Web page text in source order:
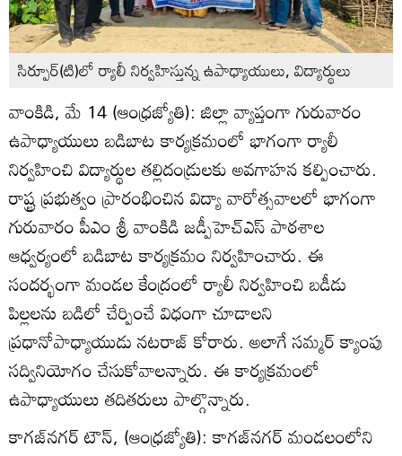
సిర్పూర్‌(టి)లో ర్యాలీ నిర్వహిస్తున్న ఉపాధ్యాయులు, విద్యార్థులు
వాంకిడి, మే 14 (ఆంధ్రజ్యోతి): జిల్లా వ్యాప్తంగా గురువారం
ఉపాధ్యాయులు బడిబాట కార్యక్రమంలో భాగంగా ర్యాలీ
నిర్వహించి విద్యార్థుల తల్లిదండ్రులకు అవగాహన కల్పించారు.
రాష్ట్ర ప్రభుత్వం ప్రారంభించిన విద్యా వారోత్సవాలలో భాగంగా
గురువారం పీఎం శ్రీ వాంకిడి జడ్పీహెచ్‌ఎస్‌ పాఠశాల
ఆధ్వర్యంలో బడిబాట కార్యక్రమం నిర్వహించారు. ఈ
సందర్భంగా మండల కేంద్రంలో ర్యాలీ నిర్వహించి బడీడు
పిల్లలను బడిలో చేర్పించే విధంగా చూడాలని
ప్రధానోపాధ్యాయుడు నటరాజ్‌ కోరారు. అలాగే సమ్మర్‌ క్యాంపు
సద్వినియోగం చేసుకోవాలన్నారు. ఈ కార్యక్రమంలో
ఉపాధ్యాయులు తదితరులు పాల్గొన్నారు.
కాగజ్‌నగర్‌ టౌన్‌, (ఆంధ్రజ్యోతి): కాగజ్‌నగర్‌ మండలంలోని